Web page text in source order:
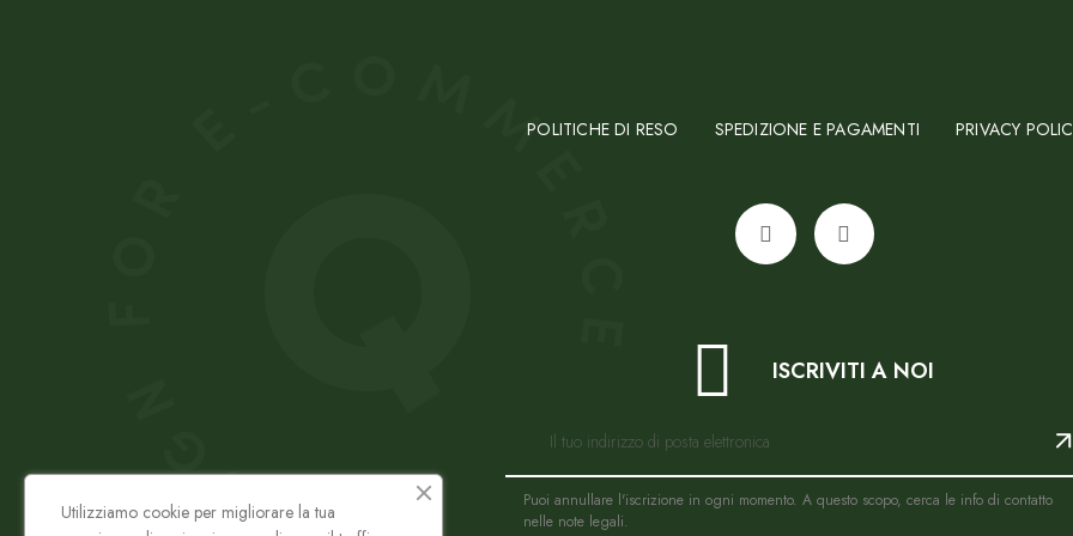
POLITICHE DI RESO SPEDIZIONE E PAGAMENTI PRIVACY
ISCRIVITI A NOI
Puoi annullare l'iscrizione in ogni momento. A questo scopo, cerca le info di contatto
nelle note legali.
Utilizziamo cookie per migliorare la tua